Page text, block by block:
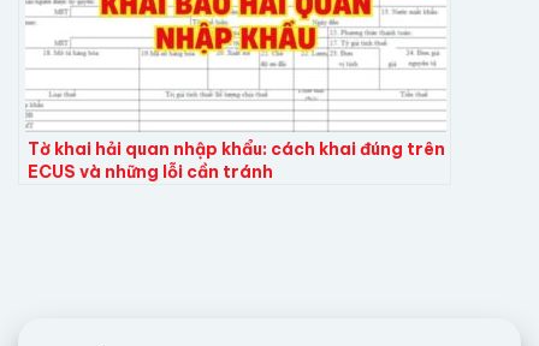
Tờ khai hải quan nhập khẩu: cách khai đúng trên
ECUS và những lỗi cần tránh